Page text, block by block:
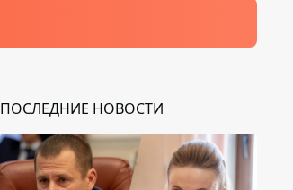
ПОСЛЕДНИЕ НОВОСТИ